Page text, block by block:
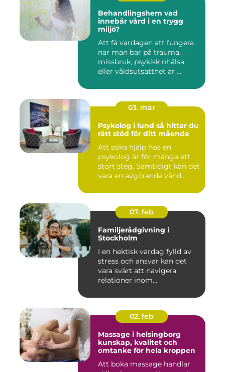
Behandlingshem vad
innebär vård i en trygg
miljö?
Att få vardagen att fungera
när man bär på trauma,
missbruk, psykisk ohälsa
eller våldsutsatthet är ...
03. mar
Psykolog i lund så hittar du
rätt stöd för ditt mående
Att söka hjälp hos en
psykolog är för många ett
stort steg. Samtidigt kan det
vara en avgörande vänd...
07. feb
Familjerådgivning i
Stockholm
I en hektisk vardag fylld av
stress och ansvar kan det
vara svårt att navigera
relationer inom...
02. feb
Massage i helsingborg
kunskap, kvalitet och
omtanke för hela kroppen
Att boka massage handlar